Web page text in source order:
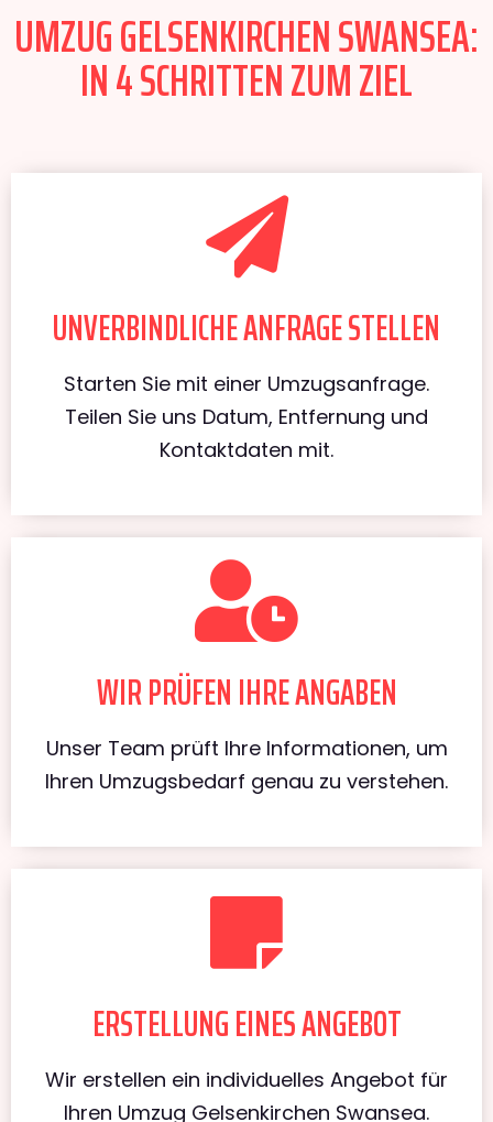
UMZUG GELSENKIRCHEN SWANSEA:
IN 4 SCHRITTEN ZUM ZIEL
UNVERBINDLICHE ANFRAGE STELLEN
Starten Sie mit einer Umzugsanfrage.
Teilen Sie uns Datum, Entfernung und
Kontaktdaten mit.
WIR PRÜFEN IHRE ANGABEN
Unser Team prüft Ihre Informationen, um
Ihren Umzugsbedarf genau zu verstehen.
ERSTELLUNG EINES ANGEBOT
Wir erstellen ein individuelles Angebot für
Ihren Umzug Gelsenkirchen Swansea.